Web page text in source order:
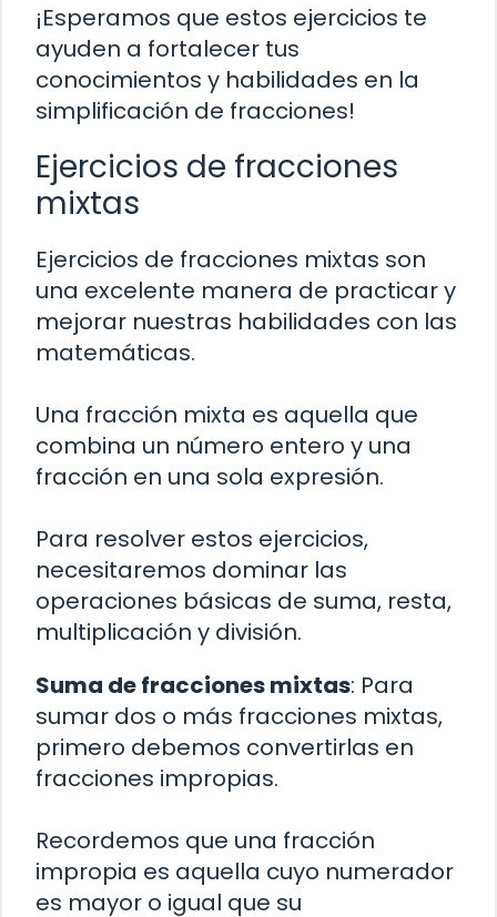
¡Esperamos que estos ejercicios te
ayuden a fortalecer tus
conocimientos y habilidades en la
simplificación de fracciones!
Ejercicios de fracciones
mixtas
Ejercicios de fracciones mixtas son
una excelente manera de practicar y
mejorar nuestras habilidades con las
matemáticas.
Una fracción mixta es aquella que
combina un número entero y una
fracción en una sola expresión.
Para resolver estos ejercicios,
necesitaremos dominar las
operaciones básicas de suma, resta,
multiplicación y división.
Suma de fracciones mixtas: Para
sumar dos o más fracciones mixtas,
primero debemos convertirlas en
fracciones impropias.
Recordemos que una fracción
impropia es aquella cuyo numerador
es mayor o igual que su